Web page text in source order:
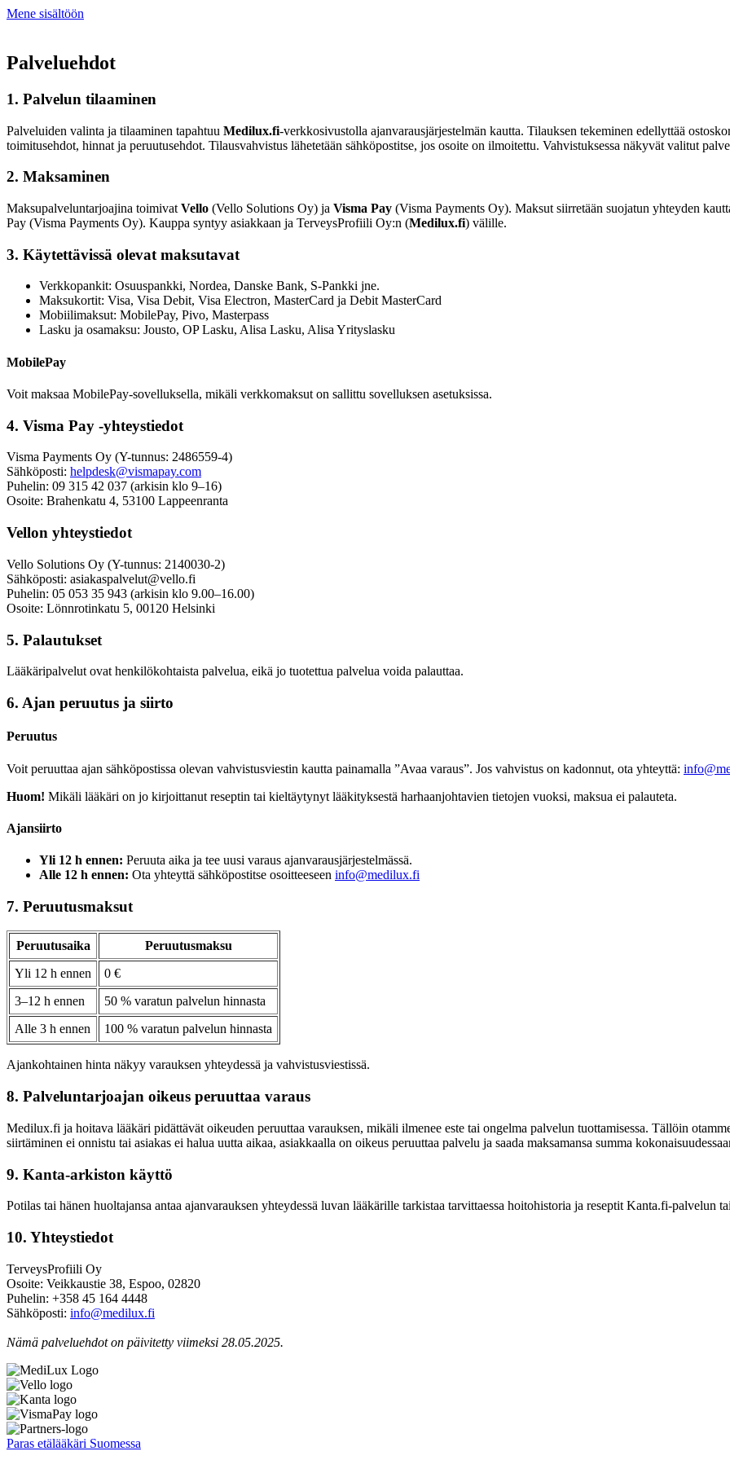
Mene sisältöön
Palveluehdot
1. Palvelun tilaaminen
Palveluiden valinta ja tilaaminen tapahtuu Medilux.fi-verkkosivustolla ajanvarausjärjestelmän kautta. Tilauksen tekeminen edellyttää
toimitusehdot, hinnat ja peruutusehdot. Tilausvahvistus lähetetään sähköpostitse, jos osoite on ilmoitettu. Vahvistuksessa näkyvät valitut
2. Maksaminen
Maksupalveluntarjoajina toimivat Vello (Vello Solutions Oy) ja Visma Pay (Visma Payments Oy). Maksut siirretään suojatun yhteyden
Pay (Visma Payments Oy). Kauppa syntyy asiakkaan ja TerveysProfiili Oy:n (Medilux.fi) välille.
3. Käytettävissä olevat maksutavat
Verkkopankit: Osuuspankki, Nordea, Danske Bank, S-Pankki jne.
Maksukortit: Visa, Visa Debit, Visa Electron, MasterCard ja Debit MasterCard
Mobiilimaksut: MobilePay, Pivo, Masterpass
Lasku ja osamaksu: Jousto, OP Lasku, Alisa Lasku, Alisa Yrityslasku
MobilePay
Voit maksaa MobilePay-sovelluksella, mikäli verkkomaksut on sallittu sovelluksen asetuksissa.
4. Visma Pay -yhteystiedot
Visma Payments Oy (Y-tunnus: 2486559-4)
Sähköposti: helpdesk@vismapay.com
Puhelin: 09 315 42 037 (arkisin klo 9–16)
Osoite: Brahenkatu 4, 53100 Lappeenranta
Vellon yhteystiedot
Vello Solutions Oy (Y-tunnus: 2140030-2)
Sähköposti: asiakaspalvelut@vello.fi
Puhelin: 05 053 35 943 (arkisin klo 9.00–16.00)
Osoite: Lönnrotinkatu 5, 00120 Helsinki
5. Palautukset
Lääkäripalvelut ovat henkilökohtaista palvelua, eikä jo tuotettua palvelua voida palauttaa.
6. Ajan peruutus ja siirto
Peruutus
Voit peruuttaa ajan sähköpostissa olevan vahvistusviestin kautta painamalla ”Avaa varaus”. Jos vahvistus on kadonnut, ota yhteyttä:
Huom! Mikäli lääkäri on jo kirjoittanut reseptin tai kieltäytynyt lääkityksestä harhaanjohtavien tietojen vuoksi, maksua ei palauteta.
Ajansiirto
Yli 12 h ennen: Peruuta aika ja tee uusi varaus ajanvarausjärjestelmässä.
Alle 12 h ennen: Ota yhteyttä sähköpostitse osoitteeseen info@medilux.fi
7. Peruutusmaksut
Peruutusaika
Peruutusmaksu
Yli 12 h ennen
0 €
3–12 h ennen
50 % varatun palvelun hinnasta
Alle 3 h ennen
100 % varatun palvelun hinnasta
Ajankohtainen hinta näkyy varauksen yhteydessä ja vahvistusviestissä.
8. Palveluntarjoajan oikeus peruuttaa varaus
Medilux.fi ja hoitava lääkäri pidättävät oikeuden peruuttaa varauksen, mikäli ilmenee este tai ongelma palvelun tuottamisessa. Tällöin
siirtäminen ei onnistu tai asiakas ei halua uutta aikaa, asiakkaalla on oikeus peruuttaa palvelu ja saada maksamansa summa
9. Kanta-arkiston käyttö
Potilas tai hänen huoltajansa antaa ajanvarauksen yhteydessä luvan lääkärille tarkistaa tarvittaessa hoitohistoria ja reseptit Kanta.fi-palvelun
10. Yhteystiedot
TerveysProfiili Oy
Osoite: Veikkaustie 38, Espoo, 02820
Puhelin: +358 45 164 4448
Sähköposti: info@medilux.fi
Nämä palveluehdot on päivitetty viimeksi 28.05.2025.
Paras etälääkäri Suomessa